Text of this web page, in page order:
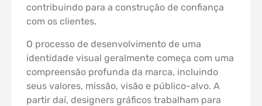
contribuindo para a construção de confiança
com os clientes.
O processo de desenvolvimento de uma
identidade visual geralmente começa com uma
compreensão profunda da marca, incluindo
seus valores, missão, visão e público-alvo. A
partir daí, designers gráficos trabalham para